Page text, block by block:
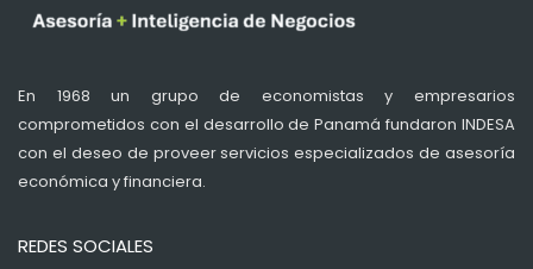
En 1968 un grupo de economistas y empresarios
comprometidos con el desarrollo de Panamá fundaron INDESA
con el deseo de proveer servicios especializados de asesoría
económica y financiera.
REDES SOCIALES